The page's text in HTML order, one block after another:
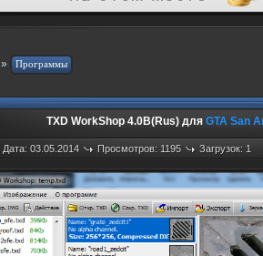
»
TXD WorkShop 4.0B(Rus) для GTA San
Дата: 03.05.2014 Просмотров: 1195 Загрузок: 1